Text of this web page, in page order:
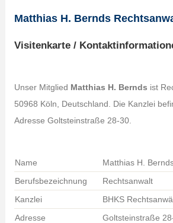
Matthias H. Bernds
Visitenkarte /
Unser Mitglied Matthias H. Bernds ist
50968 Köln, Deutschland. Die Kanzlei
Adresse Goltsteinstraße 28-30.
Name
Matthias H.
Berufsbezeichnung
Rechtsanwalt
Kanzlei
BHKS
Adresse
Goltsteinstraße